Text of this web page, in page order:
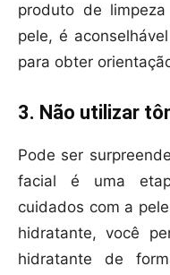
produto de
pele, é
para obter
3. Não utilizar
Pode ser
facial é uma
cuidados com a
hidratante, você
hidratante de